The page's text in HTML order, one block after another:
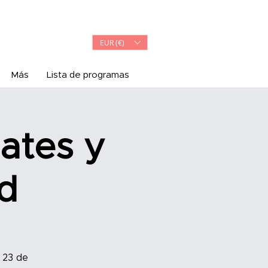
EUR (€)
Más Lista de programas
y
de